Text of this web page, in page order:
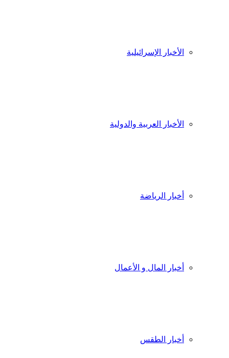
الأخبار الإسرائيلية
الأخبار العربية والدولية
أخبار الرياضة
أخبار المال و الأعمال
أخبار الطقس